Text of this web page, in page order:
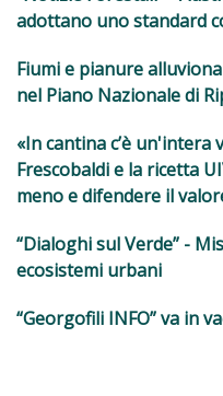
adottano uno standard
Fiumi e pianure
nel Piano Nazionale di
«In cantina c’è un'intera
Frescobaldi e la ricetta
meno e difendere il
“Dialoghi sul Verde” -
ecosistemi urbani
“Georgofili INFO” va in